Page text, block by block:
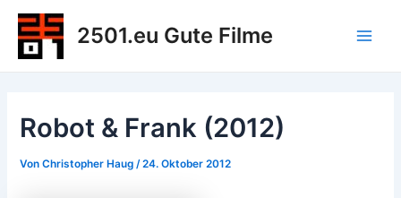
Zum
Inhalt
springen
2501.eu Gute Filme
Robot & Frank (2012)
VonChristopher Haug/24. Oktober 2012